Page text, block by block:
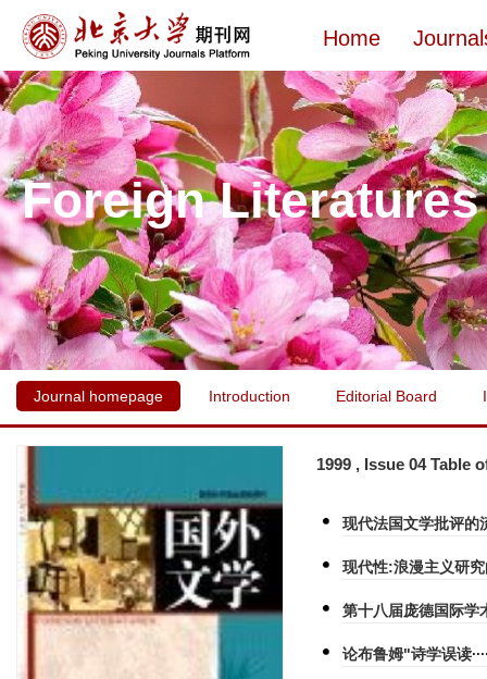
Home
Foreign Literatures
Journal homepage Introduction Editorial Board
1999 , Issue 04 Table
现代法国文学批评的
现代性:浪漫主义研
第十八届庞德国际学
论布鲁姆"诗学误读